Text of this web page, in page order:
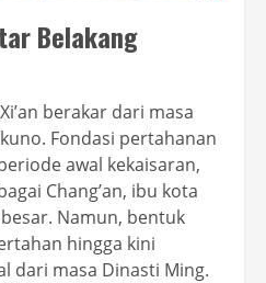
Belakang
berakar dari masa
Fondasi pertahanan
awal kekaisaran,
Chang’an, ibu kota
Namun, bentuk
hingga kini
dari masa Dinasti Ming.